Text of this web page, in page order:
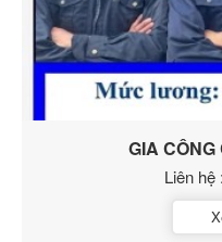
GIA CÔNG
Liên hệ :